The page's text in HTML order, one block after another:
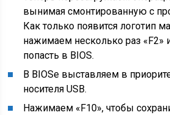
вынимая смонтированную с
Как только появится логотип
нажимаем несколько раз «F2»
попасть в BIOS.
В BIOSе выставляем в
носителя USB.
Нажимаем «F10», чтобы